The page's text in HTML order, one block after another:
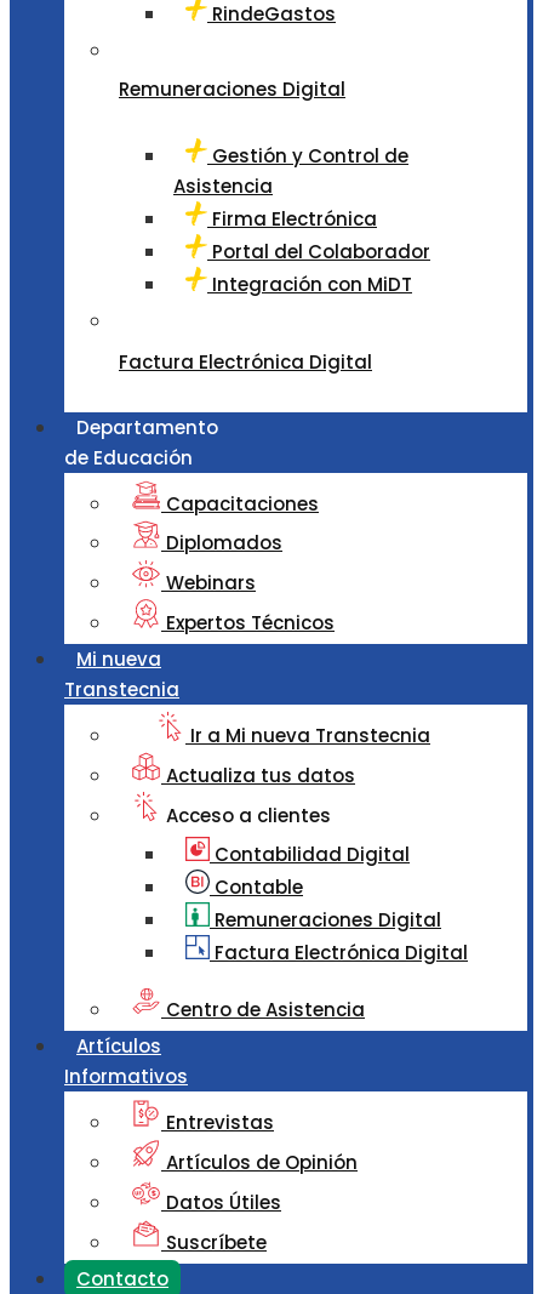
RindeGastos
Remuneraciones Digital
Gestión y Control de
Asistencia
Firma Electrónica
Portal del Colaborador
Integración con MiDT
Factura Electrónica Digital
Departamento
de Educación
Capacitaciones
Diplomados
Webinars
Expertos Técnicos
Mi nueva
Transtecnia
Ir a Mi nueva Transtecnia
Actualiza tus datos
Acceso a clientes
Contabilidad Digital
Contable
Remuneraciones Digital
Factura Electrónica Digital
Centro de Asistencia
Artículos
Informativos
Entrevistas
Artículos de Opinión
Datos Útiles
Suscríbete
Contacto